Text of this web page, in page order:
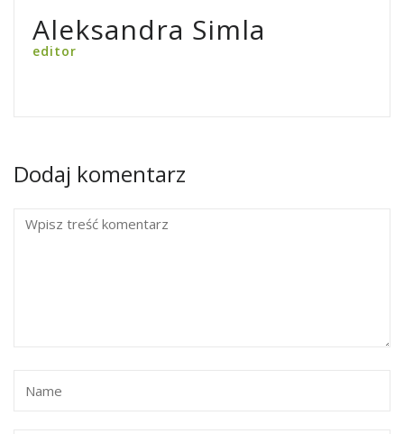
Aleksandra Simla
editor
Dodaj komentarz